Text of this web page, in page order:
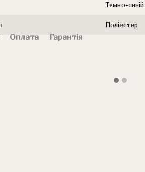
Темно-синій
Поліестер
Оплата Гарантія